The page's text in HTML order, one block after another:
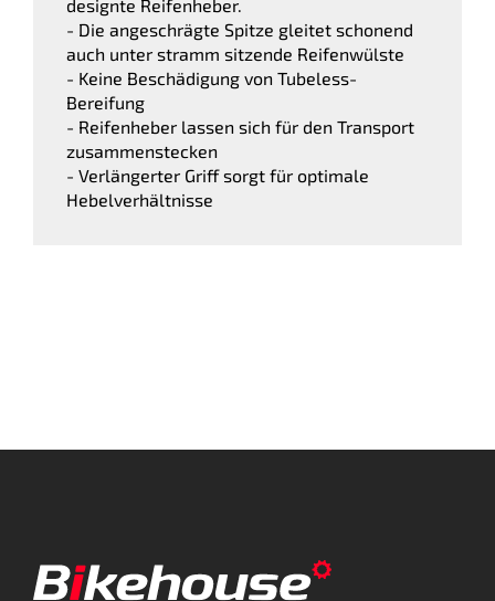
designte Reifenheber.
- Die angeschrägte Spitze gleitet schonend
auch unter stramm sitzende Reifenwülste
- Keine Beschädigung von Tubeless-
Bereifung
- Reifenheber lassen sich für den Transport
zusammenstecken
- Verlängerter Griff sorgt für optimale
Hebelverhältnisse